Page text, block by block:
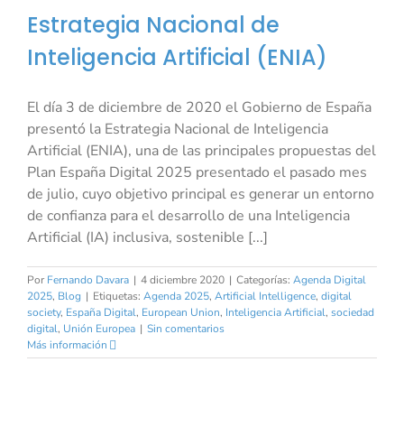
Estrategia Nacional de
Inteligencia Artificial (ENIA)
El día 3 de diciembre de 2020 el Gobierno de España
presentó la Estrategia Nacional de Inteligencia
Artificial (ENIA), una de las principales propuestas del
Plan España Digital 2025 presentado el pasado mes
de julio, cuyo objetivo principal es generar un entorno
de confianza para el desarrollo de una Inteligencia
Artificial (IA) inclusiva, sostenible [...]
Por Fernando Davara | 4 diciembre 2020 | Categorías: Agenda Digital
2025, Blog | Etiquetas: Agenda 2025, Artificial Intelligence, digital
society, España Digital, European Union, Inteligencia Artificial, sociedad
digital, Unión Europea | Sin comentarios
Más información